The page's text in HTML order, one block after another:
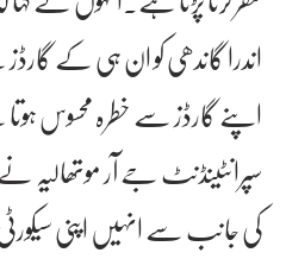
اندرا گاندھی کو ان ہی کے
اپنے گارڈز سے خطرہ محسوس
سپرانٹینڈنٹ جے آر موتھالیہ
کی جانب سے انہیں اپنی